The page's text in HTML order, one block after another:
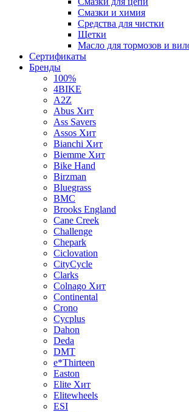
Смазки и химия
Средства для чистки
Щетки
Масло для тормозов и
Сертификаты
Бренды
100%
4BIKE
A2Z
Abus Хит
Ass Savers
Assos Хит
Bianchi Хит
Biemme Хит
Bike Hand
Birzman
Bluegrass
BMC
Brooks England
Cane Creek
Challenge
Chepark
Ciclovation
CityCycle
Clarks
Colnago Хит
Continental
Crono
Cycplus
Dahon
Deda
DMT
e*Thirteen
Easton
Elite Хит
Elitewheels
ESI